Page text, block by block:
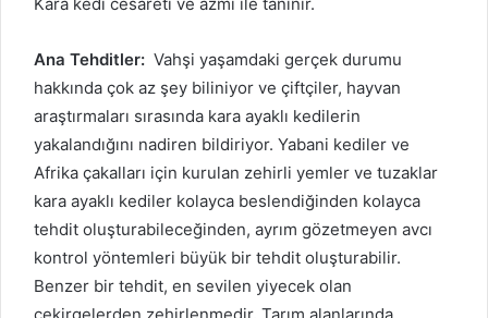
Ana Tehditler: Vahşi yaşamdaki gerçek durumu
hakkında çok az şey biliniyor ve çiftçiler, hayvan
araştırmaları sırasında kara ayaklı kedilerin
yakalandığını nadiren bildiriyor. Yabani kediler ve
Afrika çakalları için kurulan zehirli yemler ve tuzaklar
kara ayaklı kediler kolayca beslendiğinden kolayca
tehdit oluşturabileceğinden, ayrım gözetmeyen avcı
kontrol yöntemleri büyük bir tehdit oluşturabilir.
Benzer bir tehdit, en sevilen yiyecek olan